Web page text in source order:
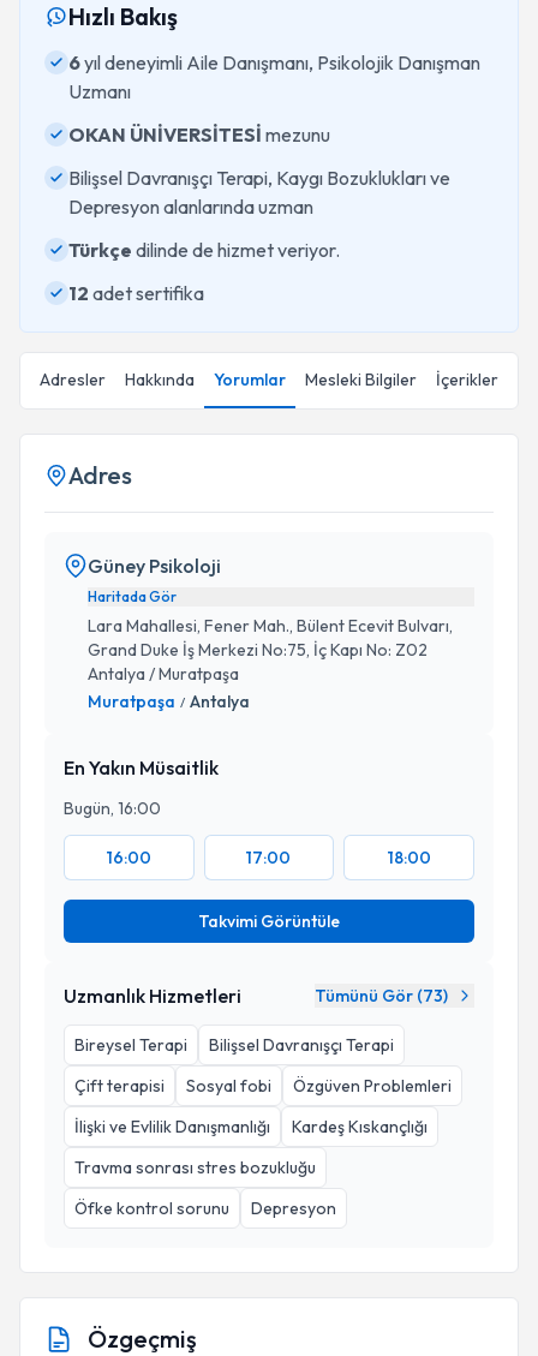
Hızlı Bakış
6yıl deneyimli Aile Danışmanı, Psikolojik Danışman
Uzmanı
OKAN ÜNİVERSİTESİ mezunu
Bilişsel Davranışçı Terapi, Kaygı Bozuklukları ve
Depresyon alanlarında uzman
Türkçe dilinde de hizmet veriyor.
12 adet sertifika
Adresler Hakkında Yorumlar Mesleki Bilgiler İçerikler
Adres
Güney Psikoloji
Haritada Gör
Lara Mahallesi, Fener Mah., Bülent Ecevit Bulvarı,
Grand Duke İş Merkezi No:75, İç Kapı No: Z02
Antalya / Muratpaşa
Muratpaşa / Antalya
En Yakın Müsaitlik
Bugün, 16:00
16:00 17:00 18:00
Takvimi Görüntüle
Uzmanlık Hizmetleri Tümünü Gör (73)
Bireysel Terapi
Bilişsel Davranışçı Terapi
Çift terapisi
Sosyal fobi
Özgüven Problemleri
İlişki ve Evlilik Danışmanlığı
Kardeş Kıskançlığı
Travma sonrası stres bozukluğu
Öfke kontrol sorunu
Depresyon
Özgeçmiş